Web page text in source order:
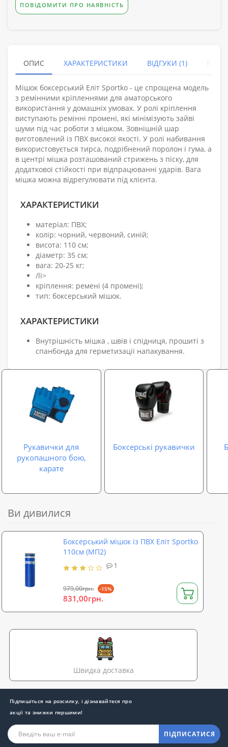
ПОВІДОМИТИ ПРО НАЯВНІСТЬ
ОПИС ХАРАКТЕРИСТИКИ ВІДГУКИ (1)
Мішок боксерський Еліт Sportko - це спрощена модель
з ремінними кріпленнями для аматорського
використання у домашніх умовах. У ролі кріплення
виступають ремінні промені, які мінімізують зайві
шуми під час роботи з мішком. Зовнішній шар
виготовлений із ПВХ високої якості. У ролі набивання
використовується тирса, подрібнений поролон і гума, а
в центрі мішка розташований стрижень з піску, для
додаткової стійкості при відпрацюванні ударів. Вага
мішка можна відрегулювати під клієнта.
ХАРАКТЕРИСТИКИ
матеріал: ПВХ;
колір: чорний, червоний, синій;
висота: 110 см;
діаметр: 35 см;
вага: 20-25 кг;
/li>
кріплення: ремені (4 промені);
тип: боксерський мішок.
ХАРАКТЕРИСТИКИ
Внутрішність мішка , швів і спідниця, прошиті з
спанбонда для герметизації напакування.
Рукавички для
рукопашного бою,
карате
Боксерські рукавички
Ви дивилися
Боксерський мішок із ПВХ Еліт Sportko
110см (МП2)
1
979,00грн. -15%
831,00грн.
Швидка доставка
Підпишіться на розсилку, і дізнавайтеся про
акції та знижки першими!
ПІДПИСАТИСЯ